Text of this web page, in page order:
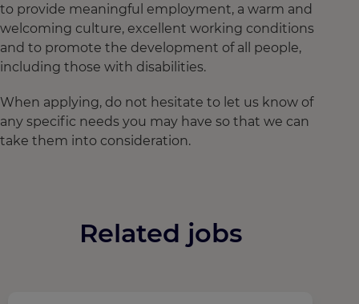
to provide meaningful employment, a warm and
welcoming culture, excellent working conditions
and to promote the development of all people,
including those with disabilities.
When applying, do not hesitate to let us know of
any specific needs you may have so that we can
take them into consideration.
Related jobs